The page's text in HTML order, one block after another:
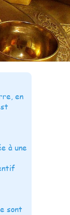
en
à une
sont